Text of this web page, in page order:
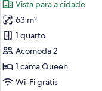
Suite
as
fotos
de
Studio
Sky
Vista para a cidade
63 m²
1 quarto
Acomoda 2
1 cama Queen
Wi-Fi grátis